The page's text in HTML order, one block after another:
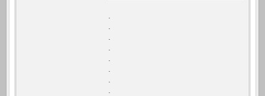
.
.
.
.
.
.
.
.